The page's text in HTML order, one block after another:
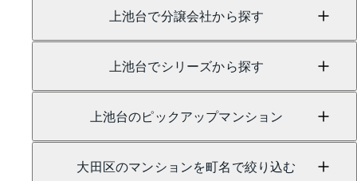
上池台で分譲会社から探す
上池台でシリーズから探す
上池台のピックアップマンション
大田区のマンションを町名で絞り込む